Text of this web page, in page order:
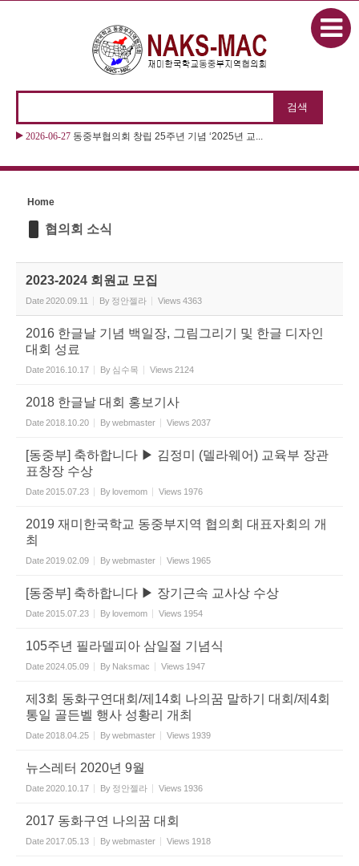
2026-06-27 동중부협의회 창립 25주년 기념 ‘2025년 교...
Home
협의회 소식
2023-2024 회원교 모집
Date2020.09.11 By 정안젤라 Views 4363
2016 한글날 기념 백일장, 그림그리기 및 한글 디자인
대회 성료
Date2016.10.17 By 심수목 Views 2124
2018 한글날 대회 홍보기사
Date2018.10.20 Bywebmaster Views 2037
[동중부] 축하합니다 ▶ 김정미 (델라웨어) 교육부 장관
표창장 수상
Date2015.07.23 Bylovemom Views 1976
2019 재미한국학교 동중부지역 협의회 대표자회의 개
최
Date2019.02.09 Bywebmaster Views 1965
[동중부] 축하합니다 ▶ 장기근속 교사상 수상
Date2015.07.23 Bylovemom Views 1954
105주년 필라델피아 삼일절 기념식
Date2024.05.09 By Naksmac Views 1947
제3회 동화구연대회/제14회 나의꿈 말하기 대회/제4회
통일 골든벨 행사 성황리 개최
Date2018.04.25 Bywebmaster Views 1939
뉴스레터 2020년 9월
Date2020.10.17 By 정안젤라 Views 1936
2017 동화구연 나의꿈 대회
Date2017.05.13 Bywebmaster Views 1918
Sketchbook5, 스케치북5
Sketchbook5, 스케치북5